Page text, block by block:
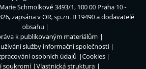
Schmolkové 3493/1, 100 00 Praha 10 -
zapsána v OR, sp.zn. B 19490 a dodavatelé
obsahu
k publikovaným materiálům
služby informační společnosti
osobních údajů
Cookies
soukromí
Vlastnická struktura